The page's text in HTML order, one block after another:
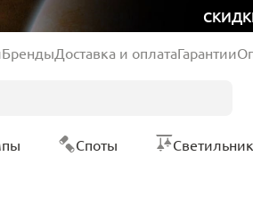
БрендыДоставка и оплатаГарантии
Споты